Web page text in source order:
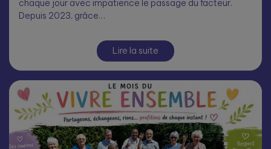
chaque jour avec impatience le passage du facteur.
Depuis 2023, grâce…
Lire la suite